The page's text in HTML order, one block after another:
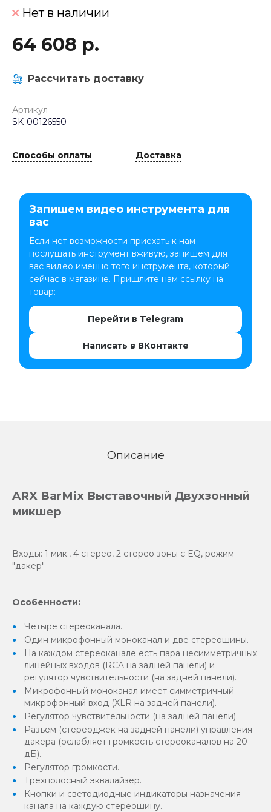
Нет в наличии
64 608 р.
Рассчитать доставку
Артикул
SK-00126550
Способы оплаты Доставка
Запишем видео инструмента для
вас
Если нет возможности приехать к нам
послушать инструмент вживую, запишем для
вас видео именно того инструмента, который
сейчас в магазине. Пришлите нам ссылку на
товар:
Перейти в Telegram
Написать в ВКонтакте
Описание
ARX BarMix Выставочный Двухзонный
микшер
Входы: 1 мик., 4 стерео, 2 стерео зоны с EQ, режим
"дакер"
Особенности:
Четыре стереоканала.
Один микрофонный моноканал и две стереошины.
На каждом стереоканале есть пара несимметричных
линейных входов (RCA на задней панели) и
регулятор чувствительности (на задней панели).
Микрофонный моноканал имеет симметричный
микрофонный вход (XLR на задней панели).
Регулятор чувствительности (на задней панели).
Разъем (стереоджек на задней панели) управления
дакера (ослабляет громкость стереоканалов на 20
дБ).
Регулятор громкости.
Трехполосный эквалайзер.
Кнопки и светодиодные индикаторы назначения
канала на каждую стереошину.